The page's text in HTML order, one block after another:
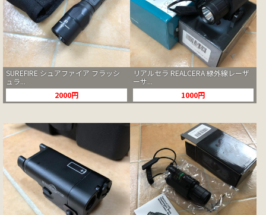
SUREFIRE シュアファイア フラッシ
ュラ...
2000円
リアルセラ REALCERA 緑外線レーザ
ーサ...
1000円